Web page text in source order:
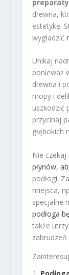
drewna,
estetykę.
wygładzić
Unikaj
ponieważ
drewna i
mopy i
uszkodzić
przycinaj
głębokich
Nie czekaj
płynów,
podłogi.
miejsca,
specjalne
podłoga
także
zabrudzeń